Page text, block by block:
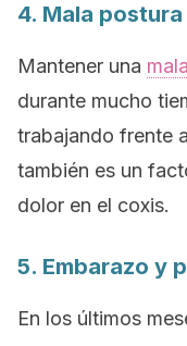
4. Mala postura
Mantener una
durante mucho
trabajando frente
también es un
dolor en el coxis.
5. Embarazo y
En los últimos